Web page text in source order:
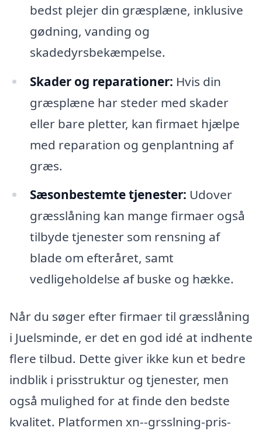
bedst plejer din græsplæne, inklusive
gødning, vanding og
skadedyrsbekæmpelse.
Skader og reparationer: Hvis din
græsplæne har steder med skader
eller bare pletter, kan firmaet hjælpe
med reparation og genplantning af
græs.
Sæsonbestemte tjenester: Udover
græsslåning kan mange firmaer også
tilbyde tjenester som rensning af
blade om efteråret, samt
vedligeholdelse af buske og hække.
Når du søger efter firmaer til græsslåning
i Juelsminde, er det en god idé at indhente
flere tilbud. Dette giver ikke kun et bedre
indblik i prisstruktur og tjenester, men
også mulighed for at finde den bedste
kvalitet. Platformen xn--grsslning-pris-